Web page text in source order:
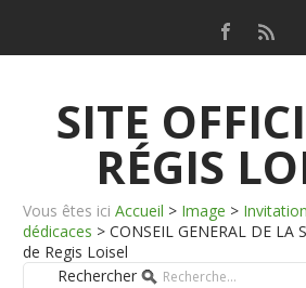
SITE
RÉGIS
Vous êtes ici Accueil > Image >
dédicaces > CONSEIL GENERAL DE LA
de Regis Loisel
Rechercher